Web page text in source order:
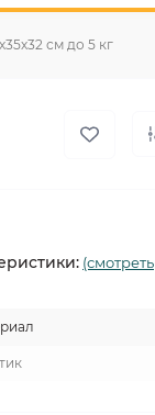
см до 5 кг
(смотреть